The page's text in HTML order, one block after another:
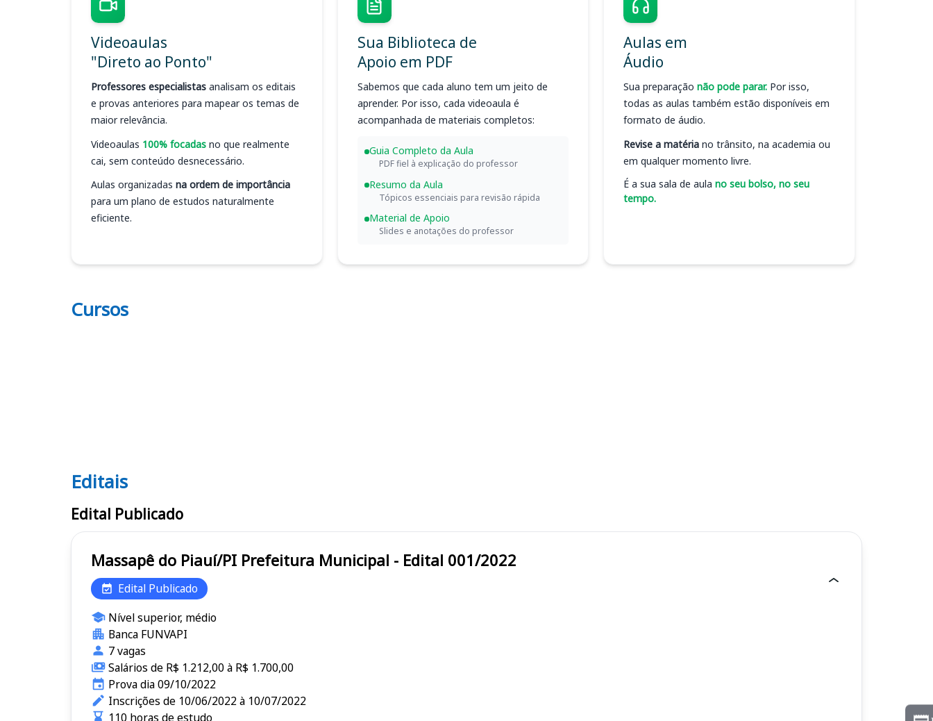
Videoaulas
"Direto ao Ponto"
Professores especialistas analisam os editais
e provas anteriores para mapear os temas de
maior relevância.
Videoaulas 100% focadas no que realmente
cai, sem conteúdo desnecessário.
Aulas organizadas na ordem de importância
para um plano de estudos naturalmente
eficiente.
Sua Biblioteca de
Apoio em PDF
Sabemos que cada aluno tem um jeito de
aprender. Por isso, cada videoaula é
acompanhada de materiais completos:
Guia Completo da Aula
PDF fiel à explicação do professor
Resumo da Aula
Tópicos essenciais para revisão rápida
Material de Apoio
Slides e anotações do professor
Aulas em
Áudio
Sua preparação não pode parar. Por isso,
todas as aulas também estão disponíveis em
formato de áudio.
Revise a matéria no trânsito, na academia ou
em qualquer momento livre.
É a sua sala de aula no seu bolso, no seu
tempo.
Cursos
Editais
Editais
Edital Publicado
Massapê do Piauí/PI Prefeitura Municipal - Edital 001/2022
Edital Publicado
Nível superior, médio
Banca FUNVAPI
7 vagas
Salários de R$ 1.212,00 à R$ 1.700,00
Prova dia 09/10/2022
Inscrições de 10/06/2022 à 10/07/2022
110 horas de estudo